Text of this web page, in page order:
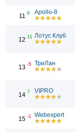
11 6 Apollo-8
12 11 Лотус Клуб
13 -5 ТриЛан
14 7 VIPRO
15 -1 Webexpert